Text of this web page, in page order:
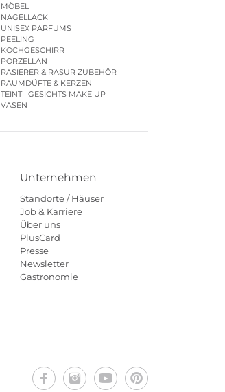
MÖBEL
NAGELLACK
UNISEX PARFUMS
PEELING
KOCHGESCHIRR
PORZELLAN
RASIERER & RASUR ZUBEHÖR
RAUMDÜFTE & KERZEN
TEINT | GESICHTS MAKE UP
VASEN
Unternehmen
Standorte / Häuser
Job & Karriere
Über uns
PlusCard
Presse
Newsletter
Gastronomie